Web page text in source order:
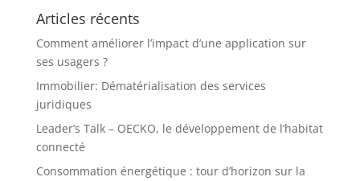
Articles récents
Comment améliorer l’impact d’une application sur
ses usagers ?
Immobilier: Dématérialisation des services
juridiques
Leader’s Talk – OECKO, le développement de l’habitat
connecté
Consommation énergétique : tour d’horizon sur la